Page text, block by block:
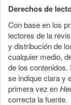
Derechos de
Con base en los
lectores de la
y distribución de
cualquier medio,
de los
se indique clara y
primera vez en
correcta la fuente.